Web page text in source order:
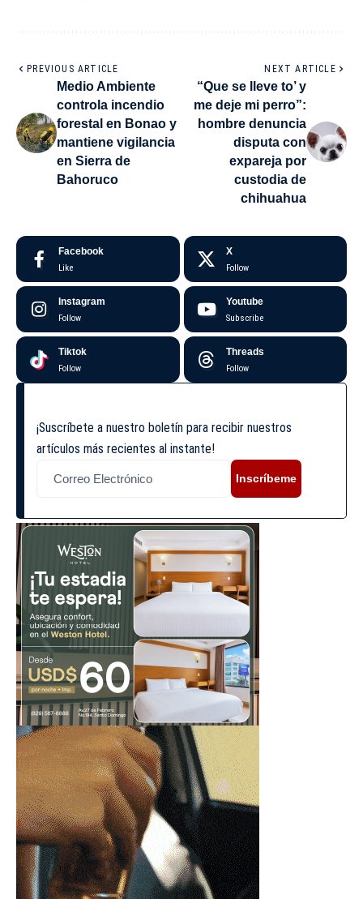
PREVIOUS ARTICLE
Medio Ambiente
controla incendio
forestal en Bonao y
mantiene vigilancia
en Sierra de
Bahoruco
NEXT ARTICLE
“Que se lleve to’ y
me deje mi perro”:
hombre denuncia
disputa con
expareja por
custodia de
chihuahua
Facebook
Like
X
Follow
Instagram
Follow
Youtube
Subscribe
Tiktok
Follow
Threads
Follow
¡Suscríbete a nuestro boletín para recibir nuestros
artículos más recientes al instante!
Inscríbeme